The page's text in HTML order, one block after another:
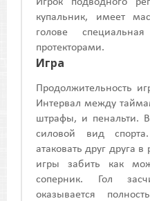
купальник, имеет
голове
протекторами.
Игра
Продолжительность
Интервал между
штрафы, и пенальти.
силовой вид
атаковать друг друга
игры забить как
соперник. Гол
оказывается